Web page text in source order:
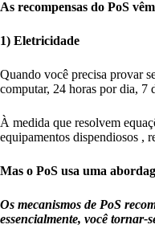
As recompensas do PoS
1) Eletricidade
Quando você precisa provar
computar, 24 horas por dia, 7
À medida que resolvem
equipamentos dispendiosos ,
Mas o PoS usa uma
Os mecanismos de PoS
essencialmente, você tornar-